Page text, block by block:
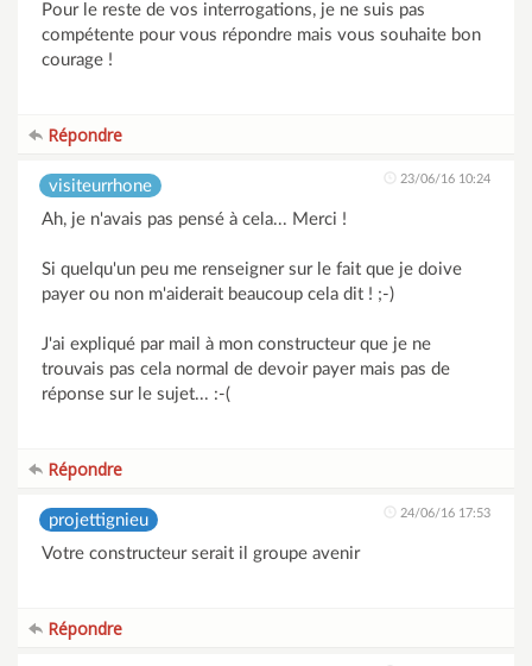
Pour le reste de vos interrogations, je ne suis pas
compétente pour vous répondre mais vous souhaite bon
courage !
Répondre
visiteurrhone 23/06/16 10:24
Ah, je n'avais pas pensé à cela... Merci !
Si quelqu'un peu me renseigner sur le fait que je doive
payer ou non m'aiderait beaucoup cela dit ! ;-)
J'ai expliqué par mail à mon constructeur que je ne
trouvais pas cela normal de devoir payer mais pas de
réponse sur le sujet... :-(
Répondre
projettignieu 24/06/16 17:53
Votre constructeur serait il groupe avenir
Répondre